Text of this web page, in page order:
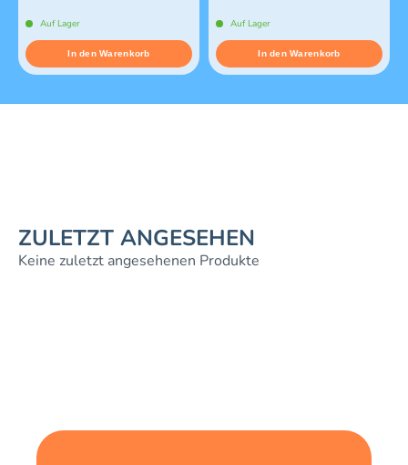
Auf Lager
In den Warenkorb
Auf Lager
In den Warenkorb
ZULETZT ANGESEHEN
Keine zuletzt angesehenen Produkte